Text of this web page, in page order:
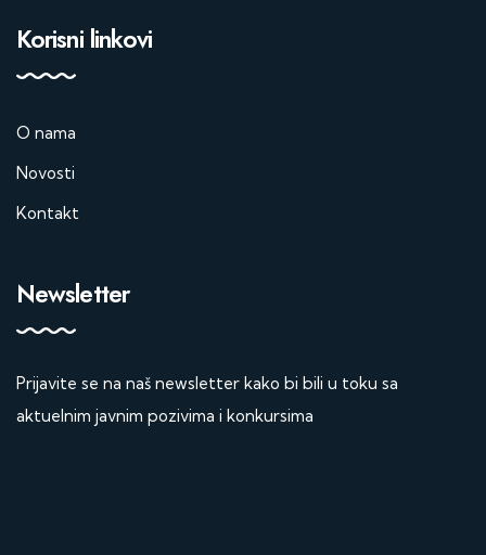
Korisni linkovi
O nama
Novosti
Kontakt
Newsletter
Prijavite se na naš newsletter kako bi bili u toku sa
aktuelnim javnim pozivima i konkursima